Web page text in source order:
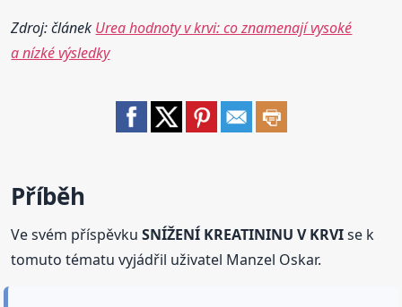
Zdroj: článek Urea hodnoty v krvi: co znamenají vysoké
a nízké výsledky
Příběh
Ve svém příspěvkuSNÍŽENÍ KREATININU V KRVIse k
tomuto tématu vyjádřil uživatel Manzel Oskar.